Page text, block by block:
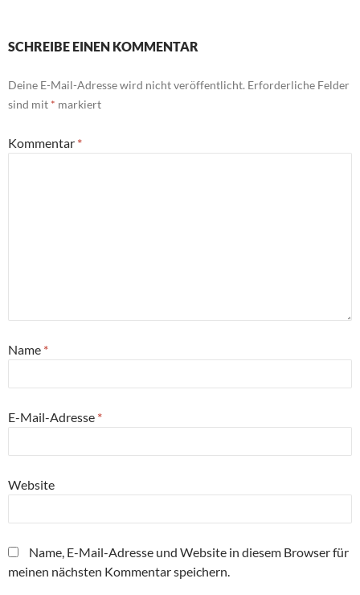
SCHREIBE EINEN KOMMENTAR
Deine E-Mail-Adresse wird nicht veröffentlicht. Erforderliche Felder
sind mit * markiert
Kommentar *
Name *
E-Mail-Adresse *
Website
Name, E-Mail-Adresse und Website in diesem Browser für
meinen nächsten Kommentar speichern.